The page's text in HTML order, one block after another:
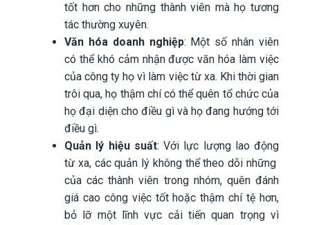
tốt hơn cho những thành viên mà họ tương
tác thường xuyên.
Văn hóa doanh nghiệp: Một số nhân viên
có thể khó cảm nhận được văn hóa làm việc
của công ty họ vì làm việc từ xa. Khi thời gian
trôi qua, họ thậm chí có thể quên tổ chức của
họ đại diện cho điều gì và họ đang hướng tới
điều gì.
Quản lý hiệu suất: Với lực lượng lao động
từ xa, các quản lý không thể theo dõi những
của các thành viên trong nhóm, quên đánh
giá cao công việc tốt hoặc thậm chí tệ hơn,
bỏ lỡ một lĩnh vực cải tiến quan trọng vì